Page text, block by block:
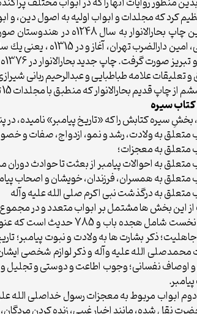
كرد كه مجلدات و ابواب اوليه به اصول
تعليقات علامه طباطبايى و عبدالرحيم ربانى
بحارالانوار كه منطبق با مجلدات 15 تا 22 چاپ جديد است، به سيره نبى اكرم صلى الله عليه وآله اختصاص يافته است.
كتاب سيره
سيره كتابش را كه «تاريخ پيامبر» ناميده،
متعلق به ولادت، رشد و نمو، ازدواج، صفات و
متعلق به معجزات؛
متعلق به احوالات پيامبر از بعثت تا حوادث دوران
متعلق به همسران، فرزندان، خويشان و اصحاب
متعلق به درگذشت نبى اكرم صلى الله عليه وآله
بخش ها مشتمل بر ابواب متعدد و در مجموع داراى 2655 حديث مى باشند
بخش نخست شامل هجده
ذكر بشارت ها به ولادت و نبوت پيامبر؛
الله عليه وآله و ذكر لوازم شخصى
اوصاف نفسانى؛ وجوب اطاعت و دوستى و تجليل و